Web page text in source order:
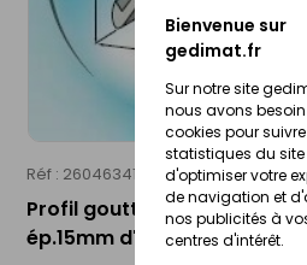
Bienvenue sur
gedimat.fr
Sur notre site
nous avons
cookies pour
statistiques du
d'optimiser votre
de navigation et
nos publicités à
centres d'intérêt.
Réf : 26046341 PROFIMO
Profil goutte d'eau larmier
ép.15mm d'enduit